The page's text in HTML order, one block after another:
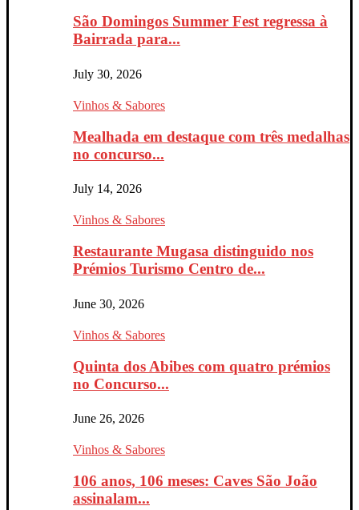
São Domingos Summer Fest regressa à
Bairrada para...
July 30, 2026
Vinhos & Sabores
Mealhada em destaque com três medalhas
no concurso...
July 14, 2026
Vinhos & Sabores
Restaurante Mugasa distinguido nos
Prémios Turismo Centro de...
June 30, 2026
Vinhos & Sabores
Quinta dos Abibes com quatro prémios
no Concurso...
June 26, 2026
Vinhos & Sabores
106 anos, 106 meses: Caves São João
assinalam...